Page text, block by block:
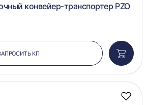
конвейер-транспортер PZO
КП
в